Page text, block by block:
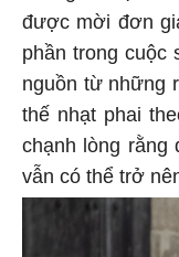
được mời đơn
phần trong cuộc
nguồn từ những
thế nhạt phai
chạnh lòng rằng
vẫn có thể trở